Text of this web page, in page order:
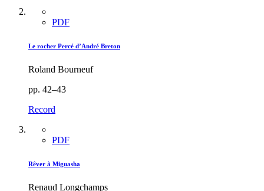
PDF
Le rocher Percé d’André Breton
Roland Bourneuf
pp. 42–43
Record
PDF
Rêver à Miguasha
Renaud Longchamps